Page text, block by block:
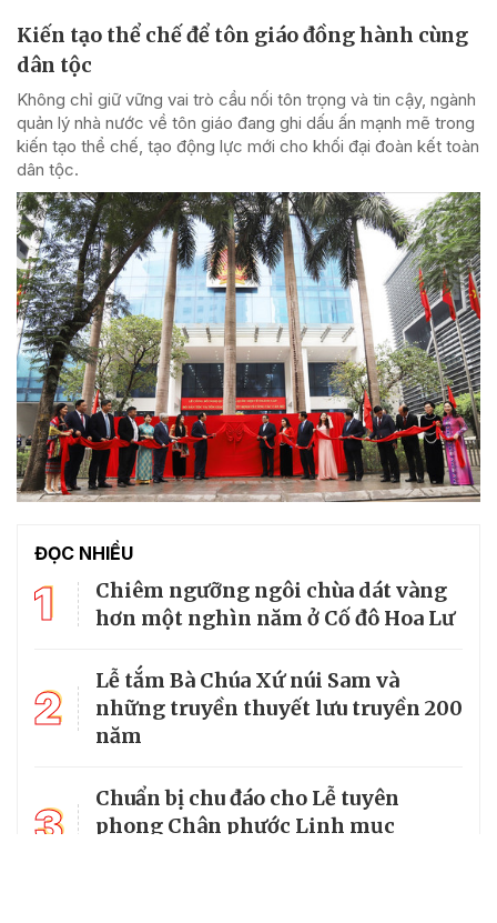
Kiến tạo thể chế để tôn giáo đồng hành cùng
dân tộc
Không chỉ giữ vững vai trò cầu nối tôn trọng và tin cậy, ngành
quản lý nhà nước về tôn giáo đang ghi dấu ấn mạnh mẽ trong
kiến tạo thể chế, tạo động lực mới cho khối đại đoàn kết toàn
dân tộc.
ĐỌC NHIỀU
1
Chiêm ngưỡng ngôi chùa dát vàng
hơn một nghìn năm ở Cố đô Hoa Lư
2
Lễ tắm Bà Chúa Xứ núi Sam và
những truyền thuyết lưu truyền 200
năm
3
Chuẩn bị chu đáo cho Lễ tuyên
phong Chân phước Linh mục